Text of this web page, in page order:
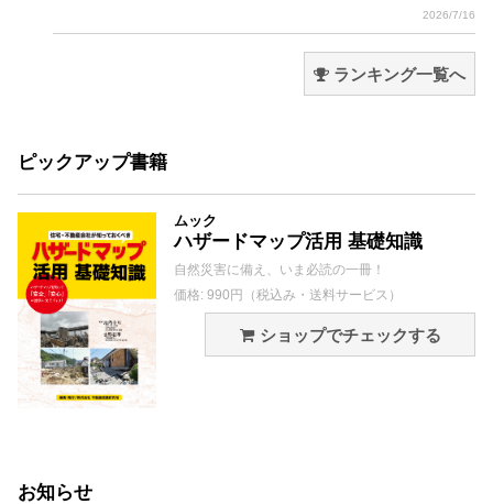
2026/7/16
ランキング一覧へ
ピックアップ書籍
ムック
ハザードマップ活用 基礎知識
自然災害に備え、いま必読の一冊！
価格: 990円（税込み・送料サービス）
ショップでチェックする
お知らせ